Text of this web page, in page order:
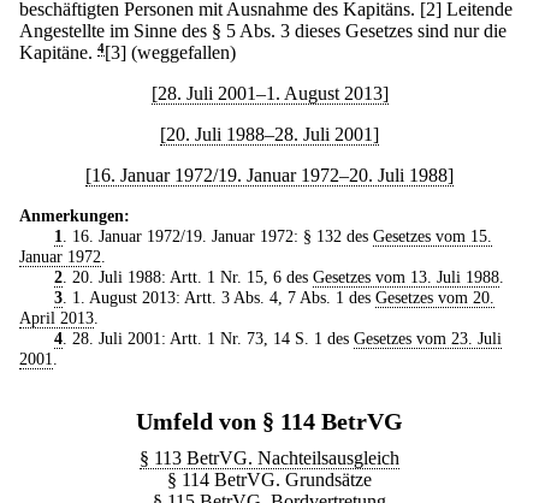
beschäftigten Personen mit Ausnahme des Kapitäns. [2] Leitende
Angestellte im Sinne des § 5 Abs. 3 dieses Gesetzes sind nur die
Kapitäne. 4[3] (weggefallen)
[28. Juli 2001–1. August 2013]
[20. Juli 1988–28. Juli 2001]
[16. Januar 1972/19. Januar 1972–20. Juli 1988]
Anmerkungen:
1. 16. Januar 1972/19. Januar 1972: § 132 des Gesetzes vom 15.
Januar 1972.
2. 20. Juli 1988: Artt. 1 Nr. 15, 6 des Gesetzes vom 13. Juli 1988.
3. 1. August 2013: Artt. 3 Abs. 4, 7 Abs. 1 des Gesetzes vom 20.
April 2013.
4. 28. Juli 2001: Artt. 1 Nr. 73, 14 S. 1 des Gesetzes vom 23. Juli
2001.
Umfeld von § 114 BetrVG
§ 113 BetrVG. Nachteilsausgleich
§ 114 BetrVG. Grundsätze